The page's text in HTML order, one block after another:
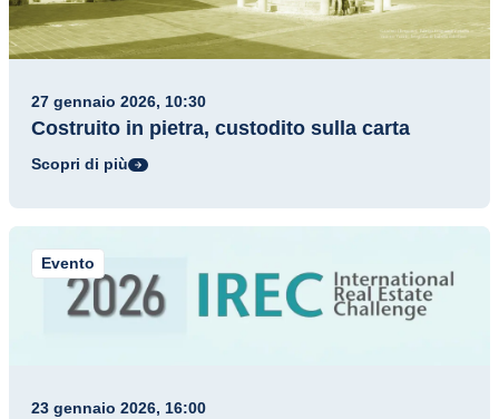
27 gennaio 2026, 10:30
Costruito in pietra, custodito sulla carta
Scopri di più
Evento
23 gennaio 2026, 16:00